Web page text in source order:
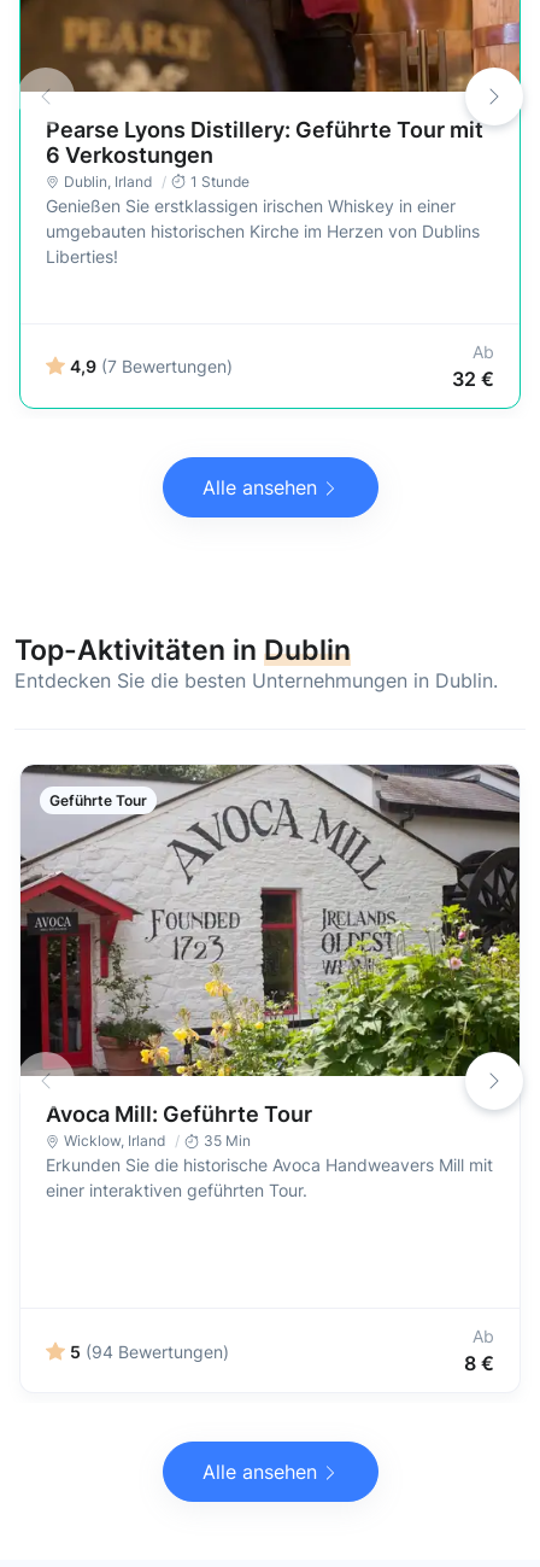
Pearse Lyons Distillery: Geführte Tour mit
6 Verkostungen
Dublin Irland 1 Stunde
Genießen Sie erstklassigen irischen Whiskey in einer
umgebauten historischen Kirche im Herzen von Dublins
Liberties!
4,9 (7 Bewertungen)
Ab
32 €
Alle ansehen
Top-Aktivitäten in Dublin
Entdecken Sie die besten Unternehmungen in Dublin.
Geführte Tour
Avoca Mill: Geführte Tour
Wicklow, Irland 35 Min
Erkunden Sie die historische Avoca Handweavers Mill mit
einer interaktiven geführten Tour.
5 (94 Bewertungen)
Ab
8 €
Alle ansehen